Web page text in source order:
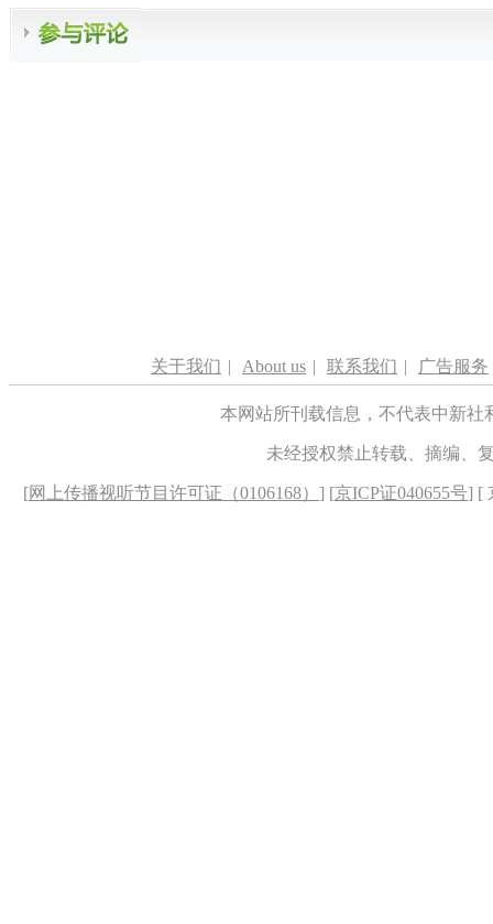
关于我们 | About us | 联系我们 | 广告服务
本网站所刊载信息，不代表中新
未经授权禁止转载、摘编、
[网上传播视听节目许可证（0106168） ] [京ICP证040655号] [